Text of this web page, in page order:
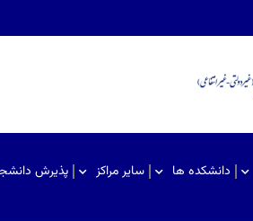
دانشکده ها سایر مراکز پذیرش